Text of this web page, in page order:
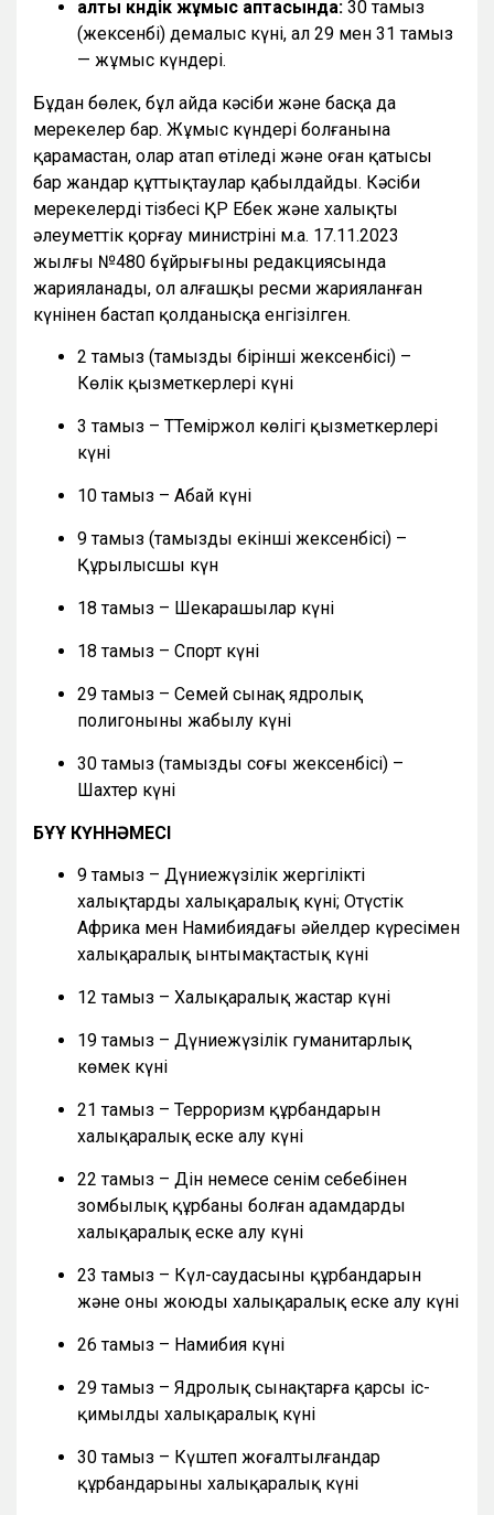
алты күндік жұмыс аптасында: 30 тамыз
(жексенбі) демалыс күні, ал 29 мен 31 тамыз
— жұмыс күндері.
Бұдан бөлек, бұл айда кәсіби және басқа да
мерекелер бар. Жұмыс күндері болғанына
қарамастан, олар атап өтіледі және оған қатысы
бар жандар құттықтаулар қабылдайды. Кәсіби
мерекелердің тізбесі ҚР Еңбек және халықты
әлеуметтік қорғау министрінің м.а. 17.11.2023
жылғы №480 бұйрығының редакциясында
жарияланады, ол алғашқы ресми жарияланған
күнінен бастап қолданысқа енгізілген.
2 тамыз (тамыздың бірінші жексенбісі) –
Көлік қызметкерлері күні
3 тамыз – ТТеміржол көлігі қызметкерлері
күні
10 тамыз – Абай күні
9 тамыз (тамыздың екінші жексенбісі) –
Құрылысшы күн
18 тамыз – Шекарашылар күні
18 тамыз – Спорт күні
29 тамыз – Семей сынақ ядролық
полигонының жабылу күні
30 тамыз (тамыздың соңғы жексенбісі) –
Шахтер күні
БҰҰ КҮННӘМЕСІ
9 тамыз – Дүниежүзілік жергілікті
халықтардың халықаралық күні; Оңтүстік
Африка мен Намибиядағы әйелдер күресімен
халықаралық ынтымақтастық күні
12 тамыз – Халықаралық жастар күні
19 тамыз – Дүниежүзілік гуманитарлық
көмек күні
21 тамыз – Терроризм құрбандарын
халықаралық еске алу күні
22 тамыз – Дін немесе сенім себебінен
зомбылық құрбаны болған адамдарды
халықаралық еске алу күні
23 тамыз – Күл-саудасының құрбандарын
және оны жоюды халықаралық еске алу күні
26 тамыз – Намибия күні
29 тамыз – Ядролық сынақтарға қарсы іс-
қимылдың халықаралық күні
30 тамыз – Күштеп жоғалтылғандар
құрбандарының халықаралық күні